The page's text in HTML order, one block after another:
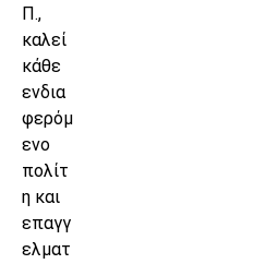
Π.,
καλεί
κάθε
ενδια
φερόμ
ενο
πολίτ
η και
επαγγ
ελματ